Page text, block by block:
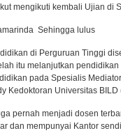
mengikuti kembali Ujian di
Sehingga lulus
di Perguruan Tinggi
itu melanjutkan
pada Spesialis
Kedoktoran Universitas BILD
pernah menjadi dosen
dan mempunyai Kantor